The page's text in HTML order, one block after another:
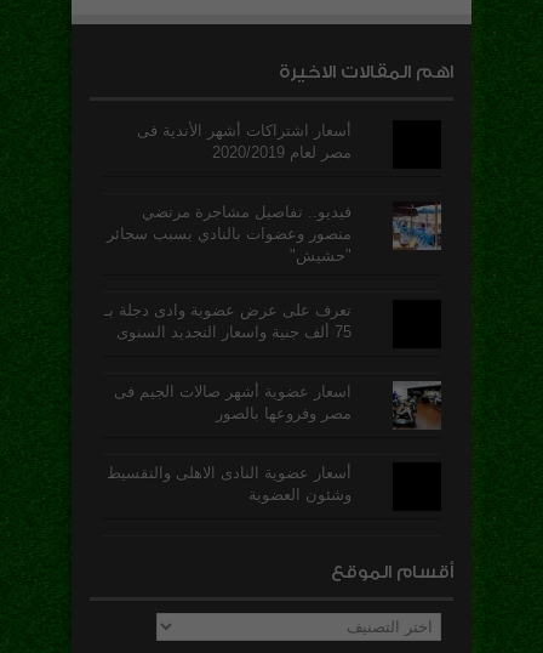
اهم المقالات الاخيرة
أسعار اشتراكات أشهر الأندية فى
مصر لعام 2020/2019
فيديو.. تفاصيل مشاجرة مرتضي
منصور وعضوات بالنادي بسبب سجائر
"حشيش"
تعرف على عرض عضوية وادى دجلة بـ
75 ألف جنية واسعار التجديد السنوى
اسعار عضوية أشهر صالات الجيم فى
مصر وفروعها بالصور
أسعار عضوية النادى الاهلى والتقسيط
وشئون العضوية
أقسام الموقع
أقسام
الموقع